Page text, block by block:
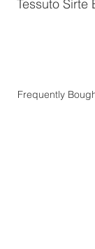
Tessuto Sirte
Frequently